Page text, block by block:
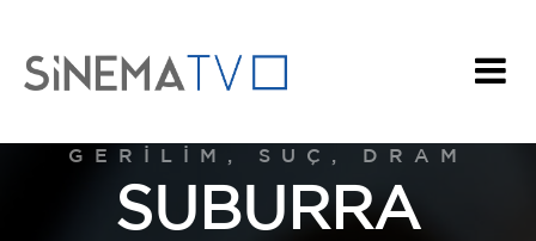
GERILIM, SUÇ, DRAM
SUBURRA